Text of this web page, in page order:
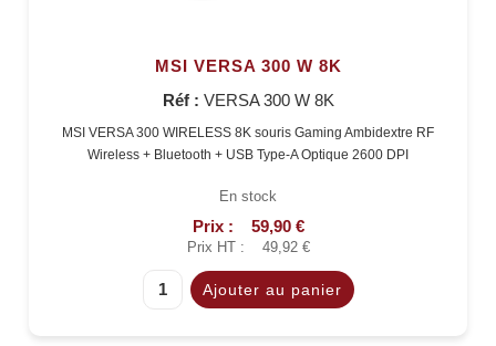
MSI VERSA 300 W 8K
Réf : VERSA 300 W 8K
MSI VERSA 300 WIRELESS 8K souris Gaming Ambidextre RF
Wireless + Bluetooth + USB Type-A Optique 2600 DPI
En stock
Prix : 59,90 €
Prix HT : 49,92 €